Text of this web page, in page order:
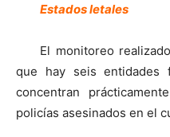
Estados letales
El monitoreo
que hay seis entidades
concentran
policías asesinados en el